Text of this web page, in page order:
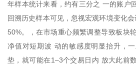
年样本统计来看，约有三分之 一的账户
回溯历史样本可见，忽视宏观环境变化
50%。，在市场重心频繁调整导致板块
净值对短期波 动的敏感度明显抬升，
垫，就可能在1–3个交易日内 放大此前